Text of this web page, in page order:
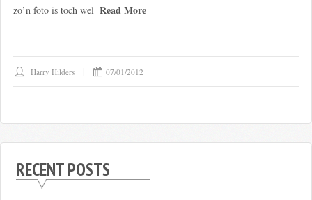
zo’n foto is toch wel Read More
Harry Hilders 07/01/2012
RECENT POSTS